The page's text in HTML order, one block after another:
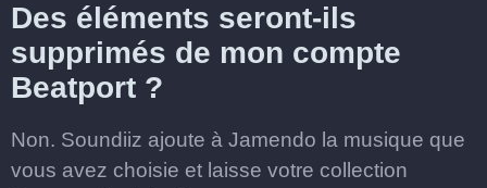
Des éléments seront-ils
supprimés de mon compte
Beatport ?
Non. Soundiiz ajoute à Jamendo la musique que
vous avez choisie et laisse votre collection